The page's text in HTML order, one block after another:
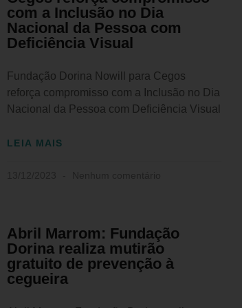
com a Inclusão no Dia
Nacional da Pessoa com
Deficiência Visual
Fundação Dorina Nowill para Cegos
reforça compromisso com a Inclusão no Dia
Nacional da Pessoa com Deficiência Visual
LEIA MAIS
Abril Marrom: Fundação
Dorina realiza mutirão
gratuito de prevenção à
cegueira